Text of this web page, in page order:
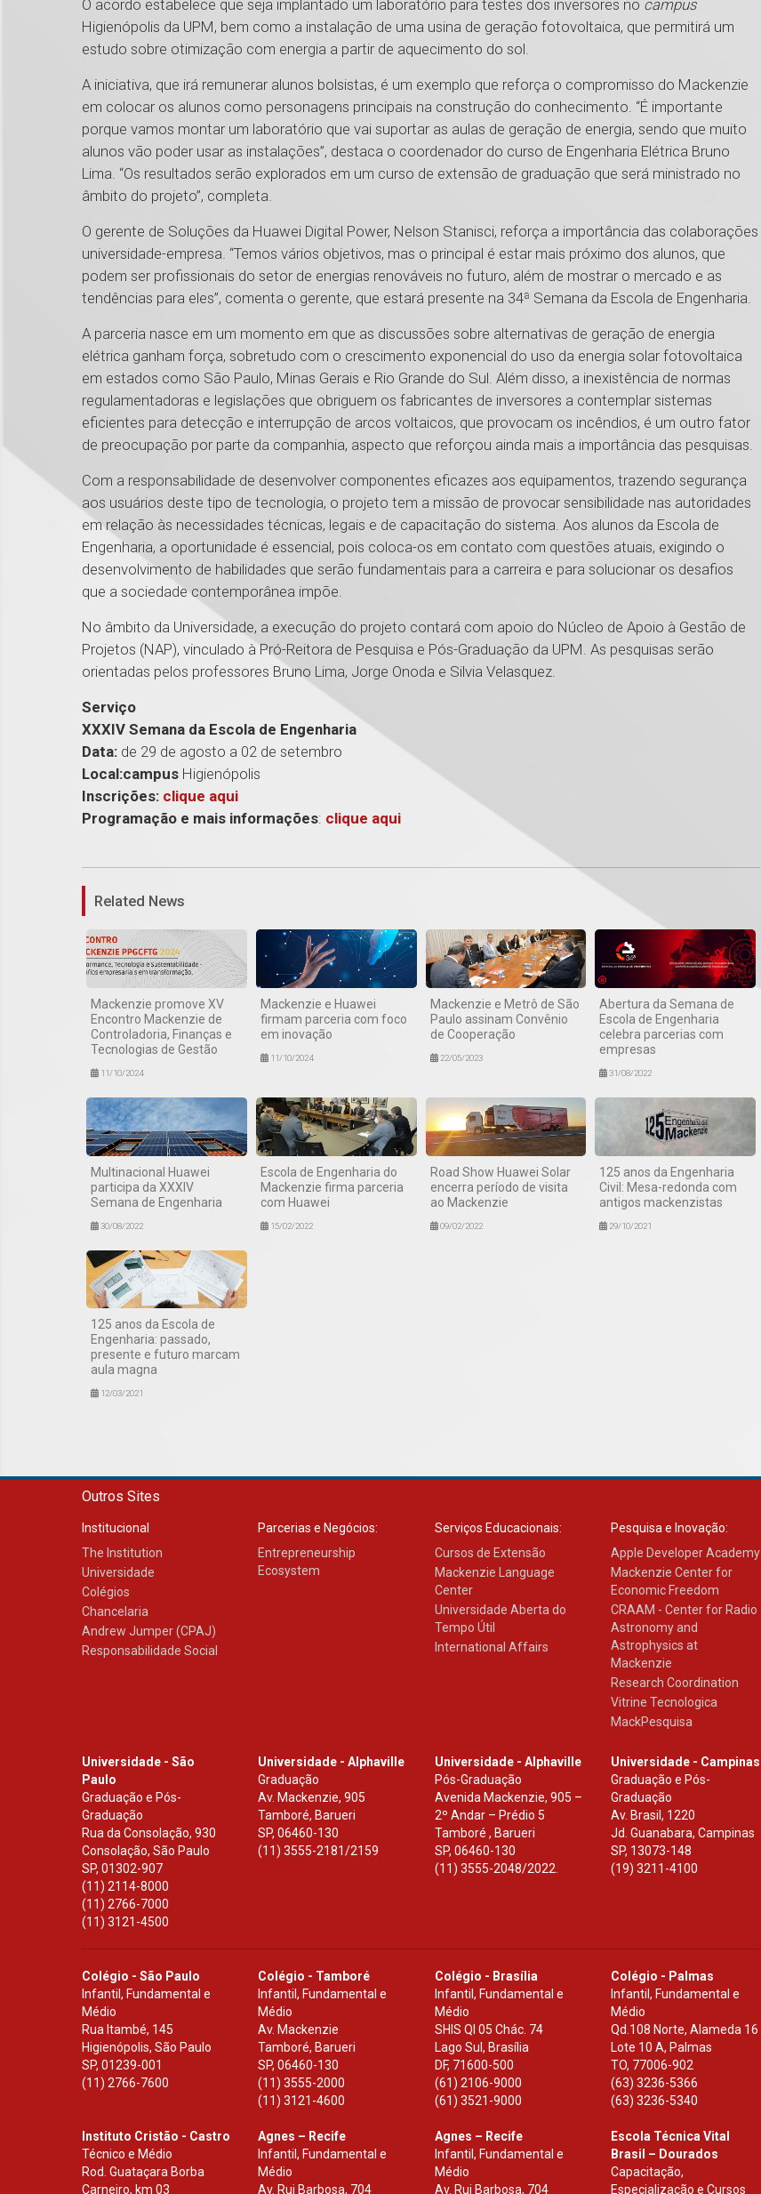
O acordo estabelece que seja implantado um laboratório para testes dos inversores no campus
Higienópolis da UPM, bem como a instalação de uma usina de geração fotovoltaica, que permitirá um
estudo sobre otimização com energia a partir de aquecimento do sol.
A iniciativa, que irá remunerar alunos bolsistas, é um exemplo que reforça o compromisso do Mackenzie
em colocar os alunos como personagens principais na construção do conhecimento. “É importante
porque vamos montar um laboratório que vai suportar as aulas de geração de energia, sendo que muito
alunos vão poder usar as instalações”, destaca o coordenador do curso de Engenharia Elétrica Bruno
Lima. “Os resultados serão explorados em um curso de extensão de graduação que será ministrado no
âmbito do projeto”, completa.
O gerente de Soluções da Huawei Digital Power, Nelson Stanisci, reforça a importância das colaborações
universidade-empresa. “Temos vários objetivos, mas o principal é estar mais próximo dos alunos, que
podem ser profissionais do setor de energias renováveis no futuro, além de mostrar o mercado e as
tendências para eles”, comenta o gerente, que estará presente na 34ª Semana da Escola de Engenharia.
A parceria nasce em um momento em que as discussões sobre alternativas de geração de energia
elétrica ganham força, sobretudo com o crescimento exponencial do uso da energia solar fotovoltaica
em estados como São Paulo, Minas Gerais e Rio Grande do Sul. Além disso, a inexistência de normas
regulamentadoras e legislações que obriguem os fabricantes de inversores a contemplar sistemas
eficientes para detecção e interrupção de arcos voltaicos, que provocam os incêndios, é um outro fator
de preocupação por parte da companhia, aspecto que reforçou ainda mais a importância das pesquisas.
Com a responsabilidade de desenvolver componentes eficazes aos equipamentos, trazendo segurança
aos usuários deste tipo de tecnologia, o projeto tem a missão de provocar sensibilidade nas autoridades
em relação às necessidades técnicas, legais e de capacitação do sistema. Aos alunos da Escola de
Engenharia, a oportunidade é essencial, pois coloca-os em contato com questões atuais, exigindo o
desenvolvimento de habilidades que serão fundamentais para a carreira e para solucionar os desafios
que a sociedade contemporânea impõe.
No âmbito da Universidade, a execução do projeto contará com apoio do Núcleo de Apoio à Gestão de
Projetos (NAP), vinculado à Pró-Reitora de Pesquisa e Pós-Graduação da UPM. As pesquisas serão
orientadas pelos professores Bruno Lima, Jorge Onoda e Silvia Velasquez.
Serviço
XXXIV Semana da Escola de Engenharia
Data: de 29 de agosto a 02 de setembro
Local:campus Higienópolis
Inscrições: clique aqui
Programação e mais informações: clique aqui
Related News
Mackenzie promove XV
Encontro Mackenzie de
Controladoria, Finanças e
Tecnologias de Gestão
11/10/2024
Mackenzie e Huawei
firmam parceria com foco
em inovação
11/10/2024
Mackenzie e Metrô de São
Paulo assinam Convênio
de Cooperação
22/05/2023
Abertura da Semana de
Escola de Engenharia
celebra parcerias com
empresas
31/08/2022
Multinacional Huawei
participa da XXXIV
Semana de Engenharia
30/08/2022
Escola de Engenharia do
Mackenzie firma parceria
com Huawei
15/02/2022
Road Show Huawei Solar
encerra período de visita
ao Mackenzie
09/02/2022
125 anos da Engenharia
Civil: Mesa-redonda com
antigos mackenzistas
29/10/2021
125 anos da Escola de
Engenharia: passado,
presente e futuro marcam
aula magna
12/03/2021
Outros Sites
Institucional
The Institution
Universidade
Colégios
Chancelaria
Andrew Jumper (CPAJ)
Responsabilidade Social
Parcerias e Negócios:
Entrepreneurship
Ecosystem
Serviços Educacionais:
Cursos de Extensão
Mackenzie Language
Center
Universidade Aberta do
Tempo Útil
International Affairs
Pesquisa e Inovação:
Apple Developer Academy
Mackenzie Center for
Economic Freedom
CRAAM - Center for Radio
Astronomy and
Astrophysics at
Mackenzie
Research Coordination
Vitrine Tecnologica
MackPesquisa
Universidade - São
Paulo
Graduação e Pós-
Graduação
Rua da Consolação, 930
Consolação, São Paulo
SP, 01302-907
(11) 2114-8000
(11) 2766-7000
(11) 3121-4500
Universidade - Alphaville
Graduação
Av. Mackenzie, 905
Tamboré, Barueri
SP,06460-130
(11) 3555-2181/2159
Universidade - Alphaville
Pós-Graduação
Avenida Mackenzie, 905 –
2º Andar – Prédio 5
Tamboré , Barueri
SP, 06460-130
(11) 3555-2048/2022.
Universidade - Campinas
Graduação e Pós-
Graduação
Av. Brasil, 1220
Jd. Guanabara, Campinas
SP, 13073-148
(19) 3211-4100
Colégio - São Paulo
Infantil, Fundamental e
Médio
Rua Itambé, 145
Higienópolis, São Paulo
SP, 01239-001
(11) 2766-7600
Colégio - Tamboré
Infantil, Fundamental e
Médio
Av. Mackenzie
Tamboré, Barueri
SP,06460-130
(11) 3555-2000
(11) 3121-4600
Colégio - Brasília
Infantil, Fundamental e
Médio
SHIS Ql 05 Chác. 74
Lago Sul, Brasília
DF, 71600-500
(61) 2106-9000
(61) 3521-9000
Colégio - Palmas
Infantil, Fundamental e
Médio
Qd.108 Norte, Alameda 16
Lote 10 A, Palmas
TO, 77006-902
(63) 3236-5366
(63) 3236-5340
Instituto Cristão - Castro
Técnico e Médio
Rod. Guataçara Borba
Carneiro, km 03
Agnes – Recife
Infantil, Fundamental e
Médio
Av. Rui Barbosa, 704
Agnes – Recife
Infantil, Fundamental e
Médio
Av. Rui Barbosa, 704
Escola Técnica Vital
Brasil – Dourados
Capacitação,
Especialização e Cursos